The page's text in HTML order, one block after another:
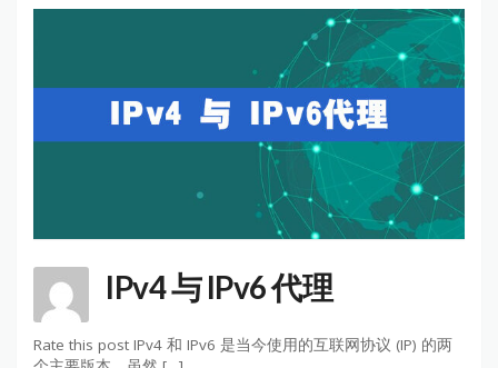
IPv4 与 IPv6 代理
Rate this post IPv4 和 IPv6 是当今使用的互联网协议 (IP) 的两